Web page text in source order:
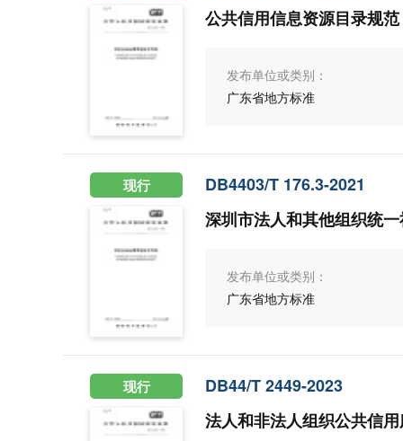
公共信用信息资源目录规范
发布单位或类别：
广东省地方标准
现行
DB4403/T 176.3-2021
深圳市法人和其他组织统
发布单位或类别：
广东省地方标准
现行
DB44/T 2449-2023
法人和非法人组织公共信